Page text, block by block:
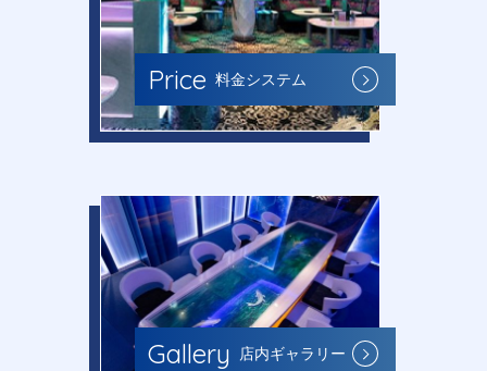
Price 料金システム
Gallery 店内ギャラリー